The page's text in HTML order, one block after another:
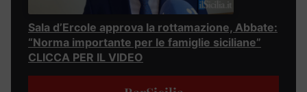
Sala d’Ercole approva la rottamazione, Abbate:
“Norma importante per le famiglie siciliane”
CLICCA PER IL VIDEO